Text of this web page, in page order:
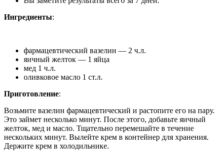
Ингредиенты:
фармацевтический вазелин — 2 ч.л.
яичный желток — 1 яйца
мед 1 ч.л.
оливковое масло 1 ст.л.
Приготовление:
Возьмите вазелин фармацевтический и растопите его на пару.
Это займет несколько минут. После этого, добавьте яичный
желток, мед и масло. Тщательно перемешайте в течение
нескольких минут. Вылейте крем в контейнер для хранения.
Держите крем в холодильнике.